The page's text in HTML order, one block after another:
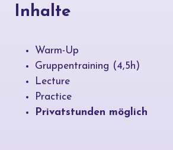
Inhalte
Warm-Up
Gruppentraining (4,5h)
Lecture
Practice
Privatstunden möglich